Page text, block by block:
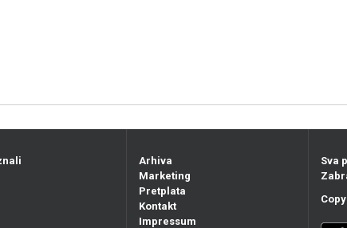
Arhiva
Marketing
Pretplata
Kontakt
Impressum
Sva